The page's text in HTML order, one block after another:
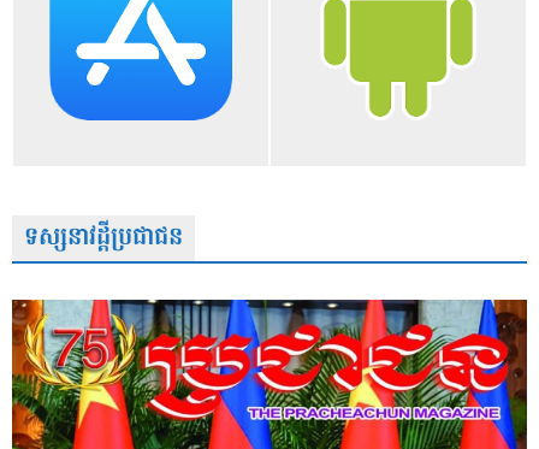
ទស្សនាវដ្តីប្រជាជន